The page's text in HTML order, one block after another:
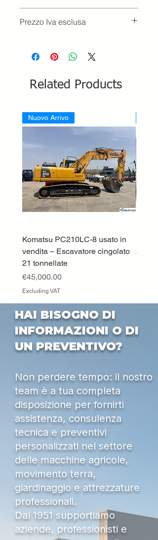
Prezzo Iva esclusa
Related Products
Nuovo Arrivo
Komatsu PC210LC-8 usato in
vendita – Escavatore cingolato
21 tonnellate
Price
€45,000.00
Excluding VAT
Price
HAI BISOGNO DI
INFORMAZIONI O DI
UN PREVENTIVO?
Non perdere tempo: il nostro
team è a tua completa
disposizione per fornirti
assistenza, consulenza
tecnica e preventivi
personalizzati nel settore
delle macchine agricole,
movimento terra,
giardinaggio e attrezzature
professionali.
Dal 1951 supportiamo
aziende, professionisti e